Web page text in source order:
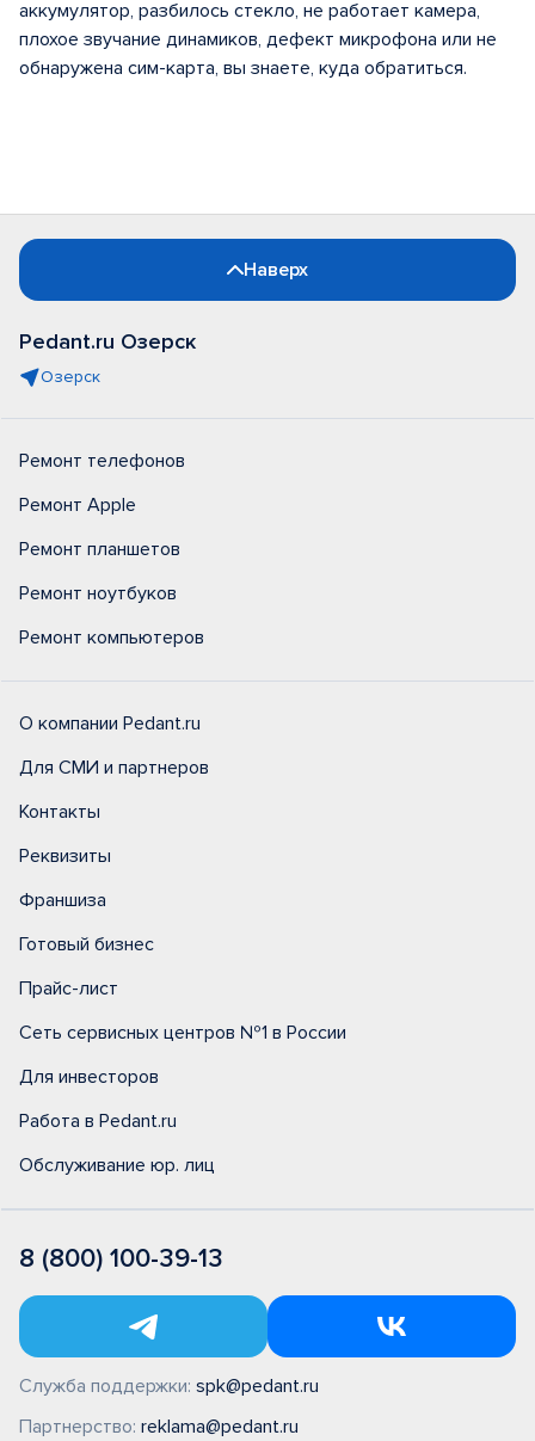
аккумулятор, разбилось стекло, не работает камера,
плохое звучание динамиков, дефект микрофона или не
обнаружена сим-карта, вы знаете, куда обратиться.
Наверх
Pedant.ru Озерск
Озерск
Ремонт телефонов
Ремонт Apple
Ремонт планшетов
Ремонт ноутбуков
Ремонт компьютеров
О компании Pedant.ru
Для СМИ и партнеров
Контакты
Реквизиты
Франшиза
Готовый бизнес
Прайс-лист
Сеть сервисных центров №1 в России
Для инвесторов
Работа в Pedant.ru
Обслуживание юр. лиц
8 (800) 100-39-13
Служба поддержки: spk@pedant.ru
Партнерство: reklama@pedant.ru